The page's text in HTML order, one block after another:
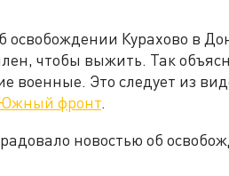
освобождении Курахово в
чтобы выжить. Так
военные. Это следует из
фронт.
новостью об